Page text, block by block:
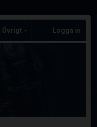
Övrigt Logga in